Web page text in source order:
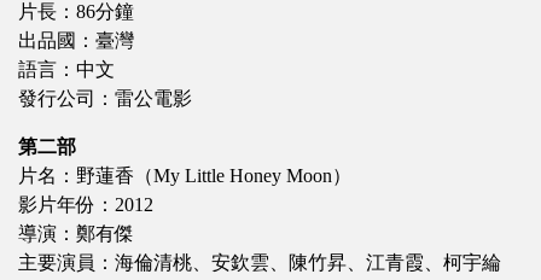
片長：86分鐘
出品國：臺灣
語言：中文
發行公司：雷公電影
第二部
片名：野蓮香（My Little Honey Moon）
影片年份：2012
導演：鄭有傑
主要演員：海倫清桃、安欽雲、陳竹昇、江青霞、柯宇綸